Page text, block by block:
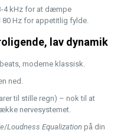
4 kHz for at dæmpe
80 Hz for appetitlig fylde.
lav dynamik
moderne klassisk.
ned.
til stille regn) – nok til at
nervesystemet.
/Loudness Equalizationpå din